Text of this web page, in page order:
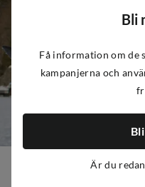
Hvordan fisker
Bli
Få information om de
kampanjerna och
Är du